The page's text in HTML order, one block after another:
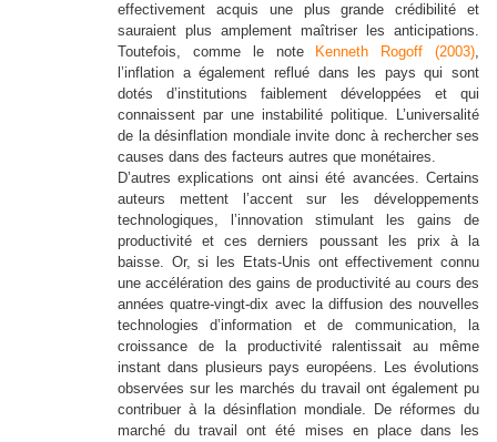
effectivement acquis une plus grande crédibilité et
sauraient plus amplement maîtriser les anticipations.
Toutefois, comme le note
Kenneth Rogoff (2003),
l’inflation a également reflué dans les pays qui sont
dotés d’institutions faiblement développées et qui
connaissent par une instabilité politique. L’universalité
de la désinflation mondiale invite donc à rechercher ses
causes dans des facteurs autres que monétaires.
D’autres explications ont ainsi été avancées. Certains
auteurs mettent l’accent sur les développements
technologiques, l’innovation stimulant les gains de
productivité et ces derniers poussant les prix à la
baisse. Or, si les Etats-Unis ont effectivement connu
une accélération des gains de productivité au cours des
années quatre-vingt-dix avec la diffusion des nouvelles
technologies d’information et de communication, la
croissance de la productivité ralentissait au même
instant dans plusieurs pays européens. Les évolutions
observées sur les marchés du travail ont également pu
contribuer à la désinflation mondiale. De réformes du
marché du travail ont été mises en place dans les